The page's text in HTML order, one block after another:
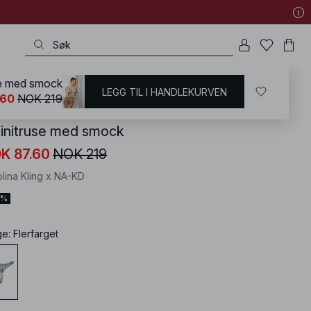
/ Badetøy / Bikinier Bikini underdeler
med smock
87.60 NOK 219
Kling x NA-KD
: Flerfarget
med smock
NOK 219 LEGG TIL I HANDLEKURVEN